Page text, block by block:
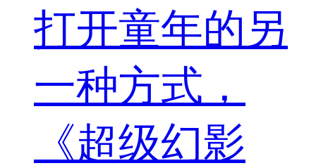
打开童年的另
一种方式，
《超级幻影